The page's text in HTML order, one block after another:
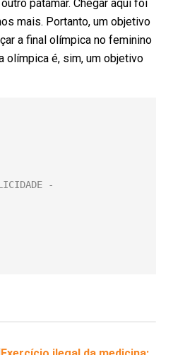
patamar. Chegar aqui foi
mais. Portanto, um objetivo
a final olímpica no feminino
olímpica é, sim, um objetivo